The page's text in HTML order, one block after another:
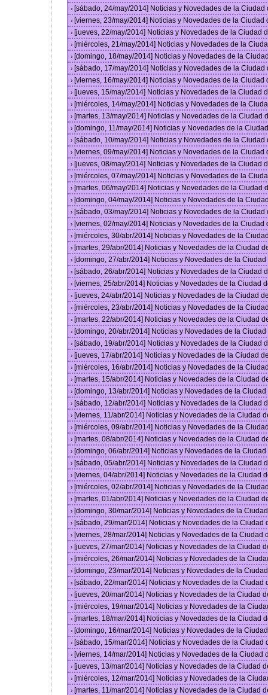
› [sábado, 24/may/2014] Noticias y Novedades de la
› [viernes, 23/may/2014] Noticias y Novedades de la
› [jueves, 22/may/2014] Noticias y Novedades de la Ciudad
› [miércoles, 21/may/2014] Noticias y Novedades de la
› [domingo, 18/may/2014] Noticias y Novedades de la
› [sábado, 17/may/2014] Noticias y Novedades de la
› [viernes, 16/may/2014] Noticias y Novedades de la
› [jueves, 15/may/2014] Noticias y Novedades de la Ciudad
› [miércoles, 14/may/2014] Noticias y Novedades de la
› [martes, 13/may/2014] Noticias y Novedades de la Ciudad
› [domingo, 11/may/2014] Noticias y Novedades de la
› [sábado, 10/may/2014] Noticias y Novedades de la
› [viernes, 09/may/2014] Noticias y Novedades de la
› [jueves, 08/may/2014] Noticias y Novedades de la Ciudad
› [miércoles, 07/may/2014] Noticias y Novedades de la
› [martes, 06/may/2014] Noticias y Novedades de la Ciudad
› [domingo, 04/may/2014] Noticias y Novedades de la
› [sábado, 03/may/2014] Noticias y Novedades de la
› [viernes, 02/may/2014] Noticias y Novedades de la
› [miércoles, 30/abr/2014] Noticias y Novedades de la
› [martes, 29/abr/2014] Noticias y Novedades de la Ciudad
› [domingo, 27/abr/2014] Noticias y Novedades de la
› [sábado, 26/abr/2014] Noticias y Novedades de la Ciudad
› [viernes, 25/abr/2014] Noticias y Novedades de la Ciudad
› [jueves, 24/abr/2014] Noticias y Novedades de la Ciudad
› [miércoles, 23/abr/2014] Noticias y Novedades de la
› [martes, 22/abr/2014] Noticias y Novedades de la Ciudad
› [domingo, 20/abr/2014] Noticias y Novedades de la
› [sábado, 19/abr/2014] Noticias y Novedades de la Ciudad
› [jueves, 17/abr/2014] Noticias y Novedades de la Ciudad
› [miércoles, 16/abr/2014] Noticias y Novedades de la
› [martes, 15/abr/2014] Noticias y Novedades de la Ciudad
› [domingo, 13/abr/2014] Noticias y Novedades de la
› [sábado, 12/abr/2014] Noticias y Novedades de la Ciudad
› [viernes, 11/abr/2014] Noticias y Novedades de la Ciudad
› [miércoles, 09/abr/2014] Noticias y Novedades de la
› [martes, 08/abr/2014] Noticias y Novedades de la Ciudad
› [domingo, 06/abr/2014] Noticias y Novedades de la
› [sábado, 05/abr/2014] Noticias y Novedades de la Ciudad
› [viernes, 04/abr/2014] Noticias y Novedades de la Ciudad
› [miércoles, 02/abr/2014] Noticias y Novedades de la
› [martes, 01/abr/2014] Noticias y Novedades de la Ciudad
› [domingo, 30/mar/2014] Noticias y Novedades de la
› [sábado, 29/mar/2014] Noticias y Novedades de la Ciudad
› [viernes, 28/mar/2014] Noticias y Novedades de la Ciudad
› [jueves, 27/mar/2014] Noticias y Novedades de la Ciudad
› [miércoles, 26/mar/2014] Noticias y Novedades de la
› [domingo, 23/mar/2014] Noticias y Novedades de la
› [sábado, 22/mar/2014] Noticias y Novedades de la Ciudad
› [jueves, 20/mar/2014] Noticias y Novedades de la Ciudad
› [miércoles, 19/mar/2014] Noticias y Novedades de la
› [martes, 18/mar/2014] Noticias y Novedades de la Ciudad
› [domingo, 16/mar/2014] Noticias y Novedades de la
› [sábado, 15/mar/2014] Noticias y Novedades de la Ciudad
› [viernes, 14/mar/2014] Noticias y Novedades de la Ciudad
› [jueves, 13/mar/2014] Noticias y Novedades de la Ciudad
› [miércoles, 12/mar/2014] Noticias y Novedades de la
› [martes, 11/mar/2014] Noticias y Novedades de la Ciudad